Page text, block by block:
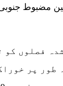
فصلوں
طور پر